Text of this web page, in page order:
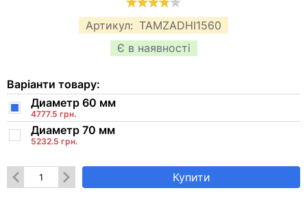
Артикул: TAMZADHI1560
Є в наявності
Варіанти товару:
Диаметр 60 мм
4777.5 грн.
Диаметр 70 мм
5232.5 грн.
Купити